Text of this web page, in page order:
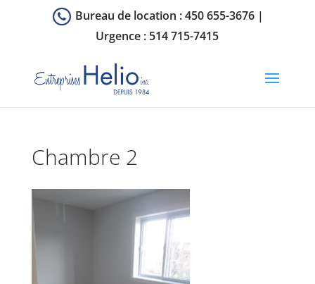
Bureau de location :450 655-3676|
Urgence : 514 715-7415
Chambre 2